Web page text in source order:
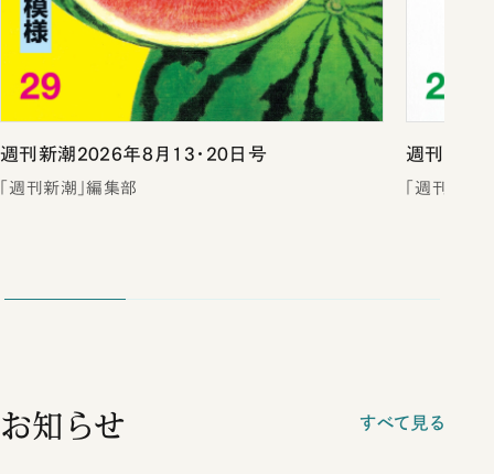
週刊新潮2026年8月13・20日号
「週刊新潮」編集部
週刊新潮
「週刊新潮
お知らせ すべて見る